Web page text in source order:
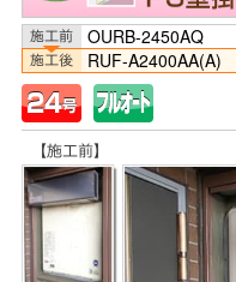
OURB-2450AQ
RUF-A2400AA(A)